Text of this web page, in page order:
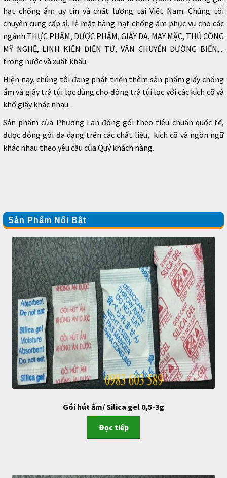
hạt chống ẩm uy tín và chất lượng tại Việt Nam. Chúng tôi
chuyên cung cấp sỉ, lẻ mặt hàng hạt chống ẩm phục vụ cho các
ngành THỰC PHẨM, DƯỢC PHẨM, GIÀY DA, MAY MẶC, THỦ CÔNG
MỸ NGHỆ, LINH KIỆN ĐIỆN TỬ, VẬN CHUYỂN ĐƯỜNG BIỂN,...
trong nước và xuất khẩu.
Hiện nay, chúng tôi đang phát triển thêm sản phẩm giấy chống
ẩm và giấy trà túi lọc dùng cho đóng trà túi lọc với các kích cỡ và
khổ giấy khác nhau.
Sản phẩm của Phương Lan đóng gói theo tiêu chuẩn quốc tế,
được đóng gói đa dạng trên các chất liệu, kích cỡ và ngôn ngữ
khác nhau theo yêu cầu của Quý khách hàng.
Sản Phẩm Nổi Bật
Gói hút ẩm/ Silica gel 0,5-3g
Đọc tiếp